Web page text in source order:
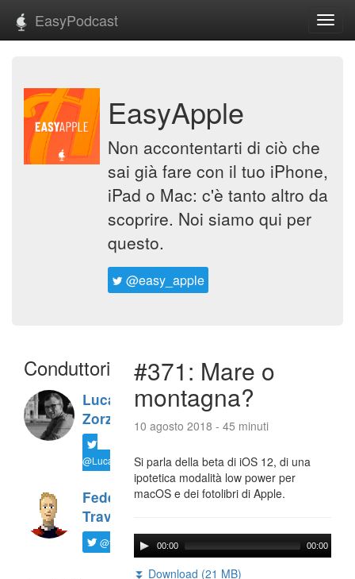
EasyPodcast
EasyApple
Non accontentarti di ciò che
sai già fare con il tuo iPhone,
iPad o Mac: c'è tanto altro da
scoprire. Noi siamo qui per
questo.
@easy_apple
Conduttori
Luca
Zorzi
@LucaTNT
Federico
Travaini
@ftrava
#371: Mare o
montagna?
10 agosto 2018 - 45 minuti
Si parla della beta di iOS 12, di una
ipotetica modalità low power per
macOS e dei fotolibri di Apple.
00:00 00:00
⏬ Download (21 MB)